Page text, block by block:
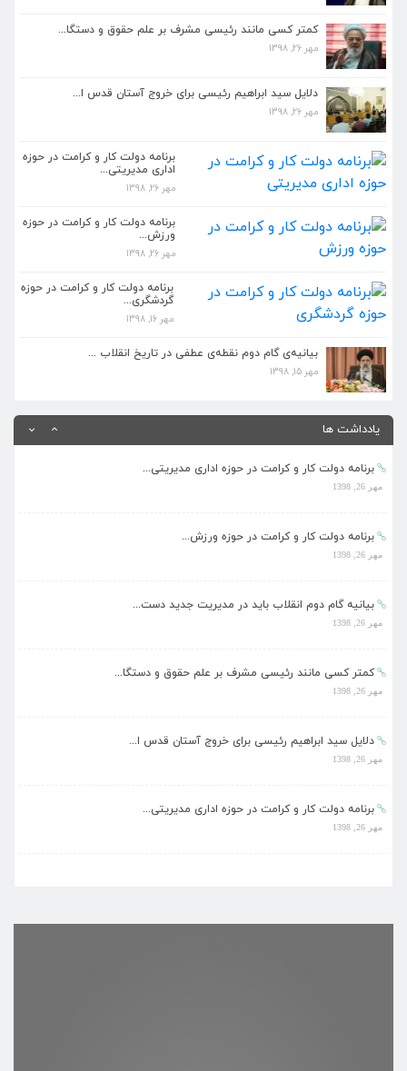
کمتر کسی مانند رئیسی مشرف بر علم حقوق و دستگا...
مهر 26, 1398
دلایل سید ابراهیم رئیسی برای خروج آستان قدس ا...
مهر 26, 1398
برنامه دولت کار و کرامت در حوزه
اداری مدیریتی...
مهر 26, 1398
برنامه دولت کار و کرامت در حوزه
ورزش...
مهر 26, 1398
برنامه دولت کار و کرامت در حوزه
گردشگری...
مهر 16, 1398
بیانیه‌ی گام دوم نقطه‌ی عطفی در تاریخ انقلاب ...
مهر 15, 1398
یادداشت ها
دلایل سید ابراهیم رئیسی برای خروج آستان قدس ا...
برنامه دولت کار و کرامت در حوزه اداری مدیریتی...
برنامه دولت کار و کرامت در حوزه ورزش...
مهر 26, 1398
مهر 26, 1398
مهر 26, 1398
برنامه دولت کار و کرامت در حوزه اداری مدیریتی...
مهر 26, 1398
برنامه دولت کار و کرامت در حوزه ورزش...
مهر 26, 1398
بیانیه گام دوم انقلاب باید در مدیریت جدید دست...
مهر 26, 1398
کمتر کسی مانند رئیسی مشرف بر علم حقوق و دستگا...
مهر 26, 1398
دلایل سید ابراهیم رئیسی برای خروج آستان قدس ا...
مهر 26, 1398
برنامه دولت کار و کرامت در حوزه اداری مدیریتی...
مهر 26, 1398